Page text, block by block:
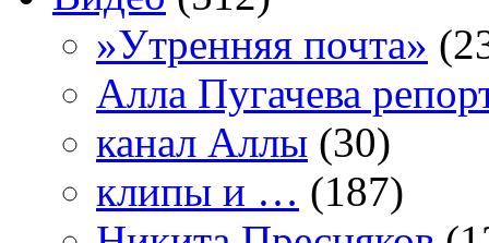
»Утренняя почта»
Алла Пугачева
канал Аллы (30)
клипы и … (187)